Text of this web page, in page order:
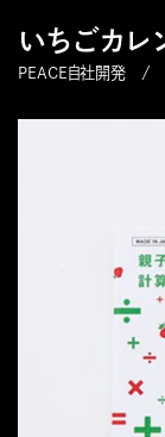
いちごカレ
PEACE自社開発